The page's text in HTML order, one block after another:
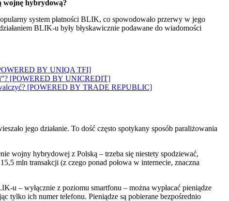
wojnę hybrydową?
system płatności BLIK, co spowodowało przerwy w jego
BLIK-u były błyskawicznie podawane do wiadomości
BY UNIQA TFI]
[POWERED BY UNICREDIT]
walczyć? [POWERED BY TRADE REPUBLIC]
jego działanie. To dość często spotykany sposób paraliżowania
wojny hybrydowej z Polską – trzeba się niestety spodziewać,
mln transakcji (z czego ponad połowa w internecie, znaczna
u – wyłącznie z poziomu smartfonu – można wypłacać pieniądze
tylko ich numer telefonu. Pieniądze są pobierane bezpośrednio